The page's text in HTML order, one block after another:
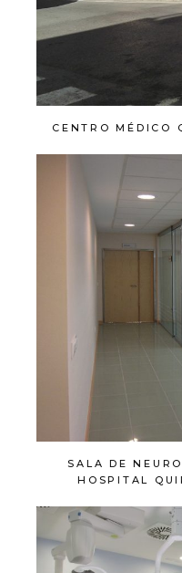
CENTRO MÉDICO
SALA DE
HOSPITAL